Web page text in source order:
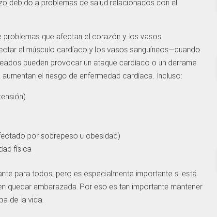
debido a problemas de salud relacionados con el
problemas que afectan el corazón y los vasos
el músculo cardíaco y los vasos sanguíneos—cuando
pueden provocar un ataque cardíaco o un derrame
el riesgo de enfermedad cardíaca. Incluso:
por sobrepeso u obesidad)
física
para todos, pero es especialmente importante si está
quedar embarazada. Por eso es tan importante mantener
de la vida.